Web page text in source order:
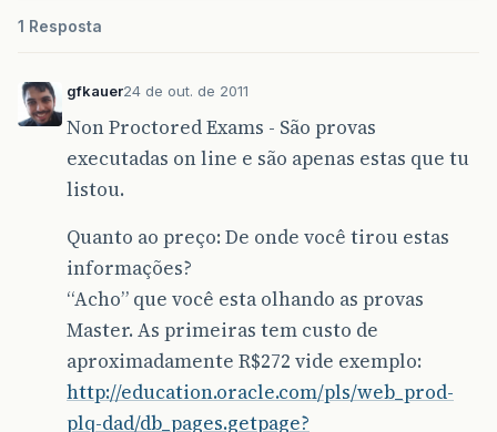
1 Resposta
gfkauer24 de out. de 2011
Non Proctored Exams - São provas
executadas on line e são apenas estas que tu
listou.
Quanto ao preço: De onde você tirou estas
informações?
“Acho” que você esta olhando as provas
Master. As primeiras tem custo de
aproximadamente R$272 vide exemplo:
http://education.oracle.com/pls/web_prod-
plq-dad/db_pages.getpage?